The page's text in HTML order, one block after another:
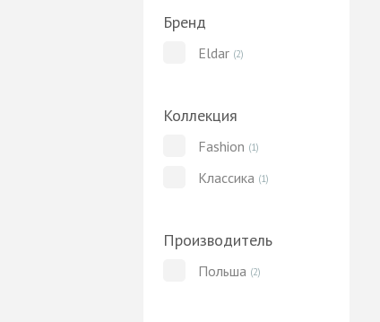
Бренд
Eldar (2)
Коллекция
Fashion (1)
Классика (1)
Производитель
Польша (2)